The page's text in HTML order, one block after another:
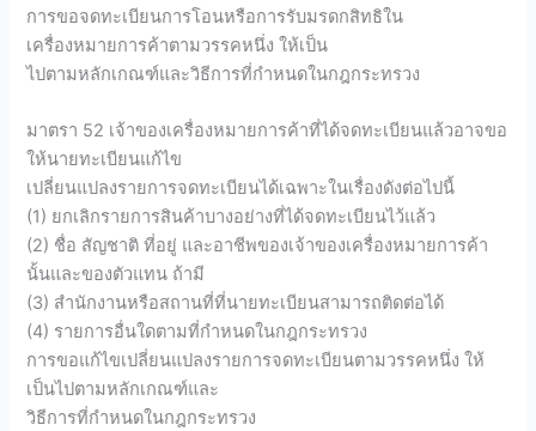
การขอจดทะเบียนการโอนหรือการรับมรดกสิทธิใน
เครื่องหมายการค้าตามวรรคหนึ่ง ให้เป็น
ไปตามหลักเกณฑ์และวิธีการที่กำหนดในกฎกระทรวง
มาตรา 52 เจ้าของเครื่องหมายการค้าที่ได้จดทะเบียนแล้วอาจขอ
ให้นายทะเบียนแก้ไข
เปลี่ยนแปลงรายการจดทะเบียนได้เฉพาะในเรื่องดังต่อไปนี้
(1) ยกเลิกรายการสินค้าบางอย่างที่ได้จดทะเบียนไว้แล้ว
(2) ชื่อ สัญชาติ ที่อยู่ และอาชีพของเจ้าของเครื่องหมายการค้า
นั้นและของตัวแทน ถ้ามี
(3) สำนักงานหรือสถานที่ที่นายทะเบียนสามารถติดต่อได้
(4) รายการอื่นใดตามที่กำหนดในกฎกระทรวง
การขอแก้ไขเปลี่ยนแปลงรายการจดทะเบียนตามวรรคหนึ่ง ให้
เป็นไปตามหลักเกณฑ์และ
วิธีการที่กำหนดในกฎกระทรวง